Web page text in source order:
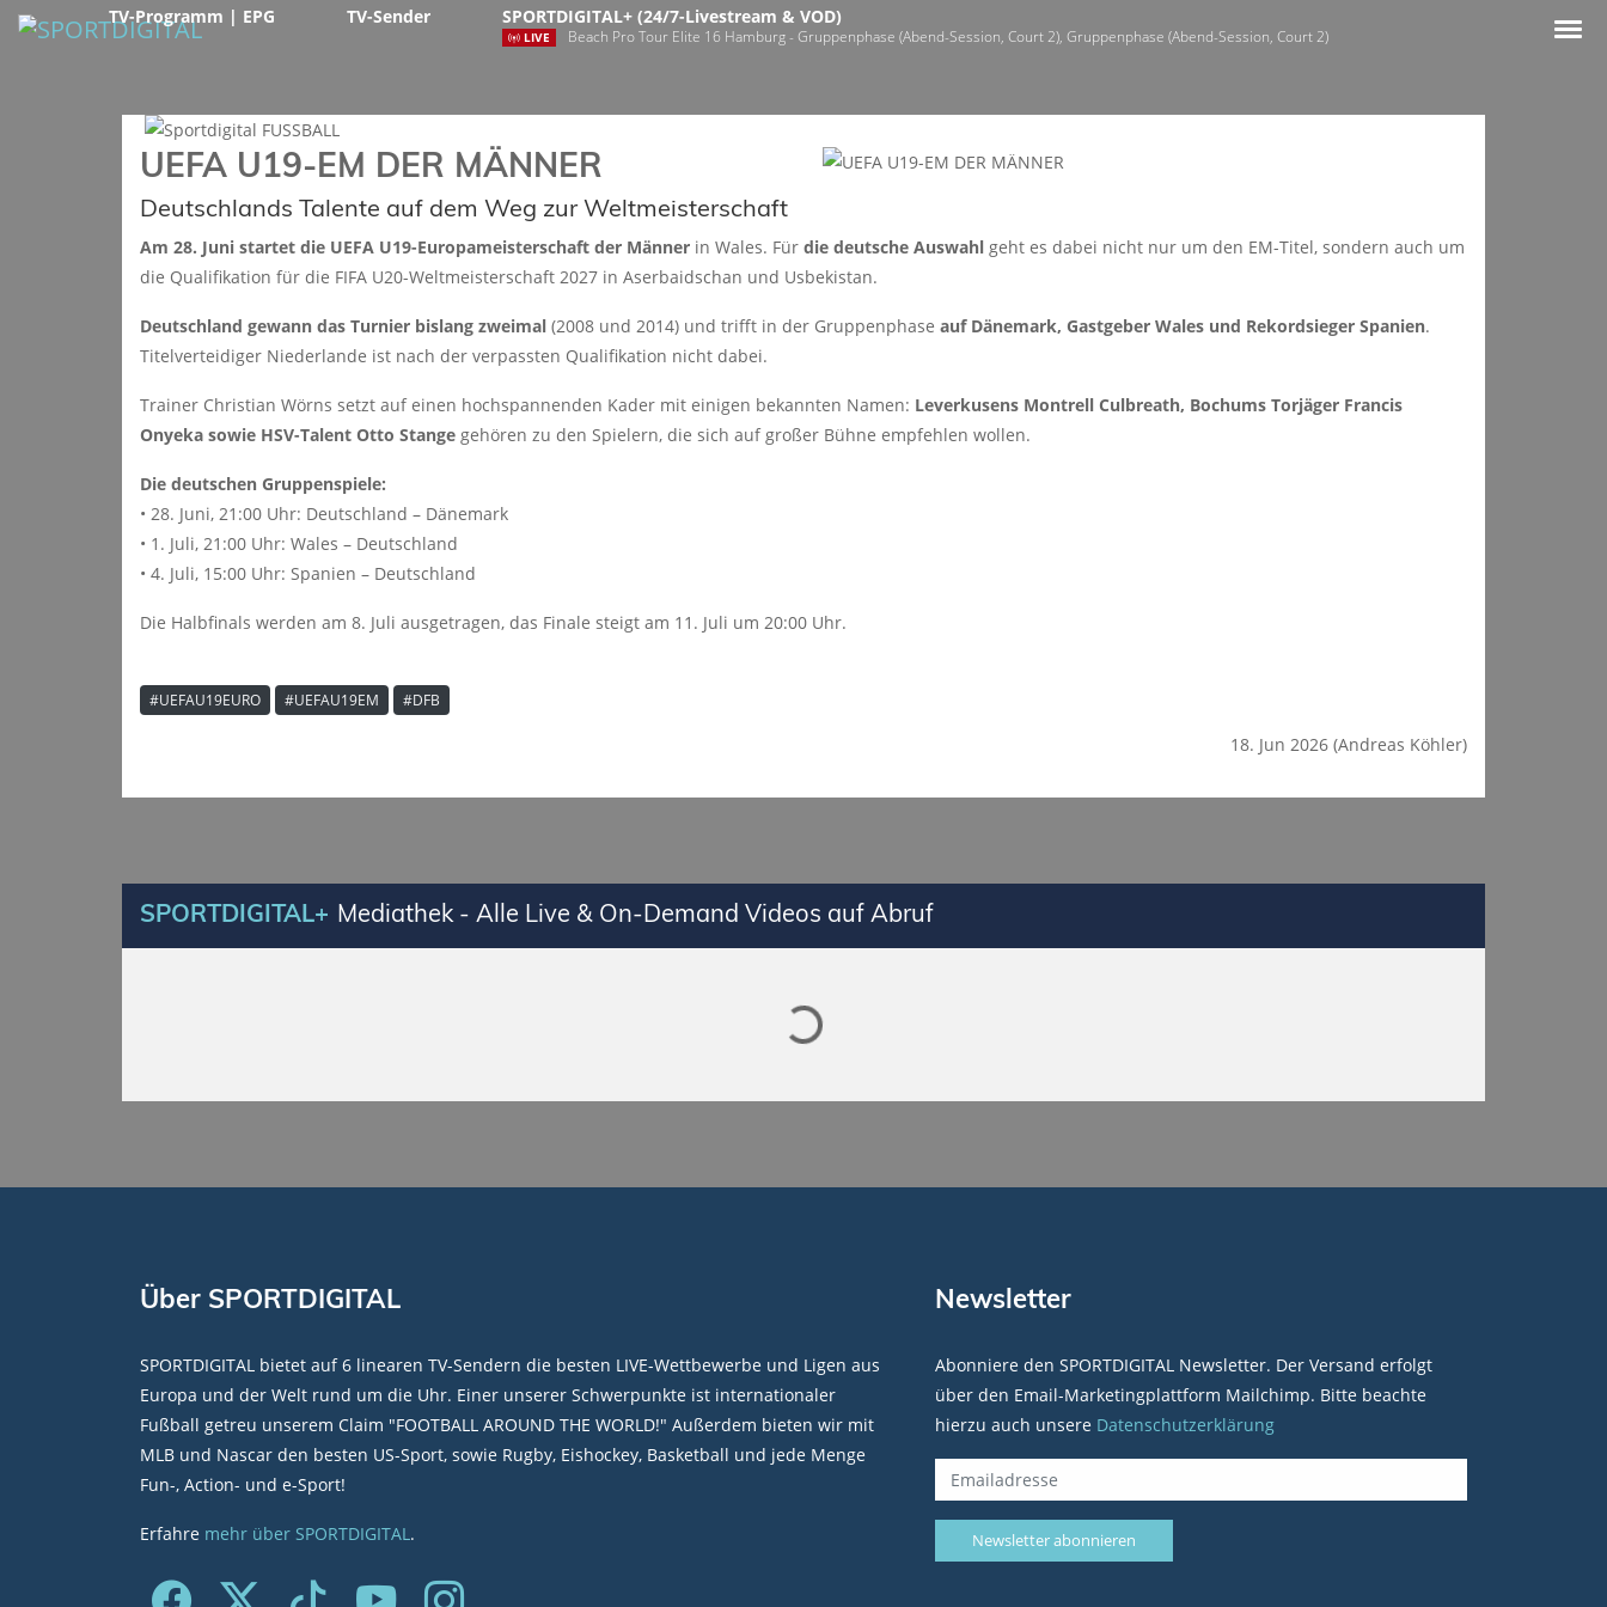
TV-Programm | EPG TV-Sender SPORTDIGITAL+ (24/7-Livestream & VOD)
LIVE Beach Pro Tour Elite 16 Hamburg - Gruppenphase (Abend-Session, Court 2), Gruppenphase (Abend-Session, Court 2)
UEFA U19-EM DER MÄNNER
Deutschlands Talente auf dem Weg zur Weltmeisterschaft
Am 28. Juni startet die UEFA U19-Europameisterschaft der Männer in Wales. Für die deutsche Auswahl geht es dabei nicht nur um den EM-Titel, sondern auch um
die Qualifikation für die FIFA U20-Weltmeisterschaft 2027 in Aserbaidschan und Usbekistan.
Deutschland gewann das Turnier bislang zweimal (2008 und 2014) und trifft in der Gruppenphase auf Dänemark, Gastgeber Wales und Rekordsieger Spanien.
Titelverteidiger Niederlande ist nach der verpassten Qualifikation nicht dabei.
Trainer Christian Wörns setzt auf einen hochspannenden Kader mit einigen bekannten Namen: Leverkusens Montrell Culbreath, Bochums Torjäger Francis
Onyeka sowie HSV-Talent Otto Stange gehören zu den Spielern, die sich auf großer Bühne empfehlen wollen.
Die deutschen Gruppenspiele:
• 28. Juni, 21:00 Uhr: Deutschland – Dänemark
• 1. Juli, 21:00 Uhr: Wales – Deutschland
• 4. Juli, 15:00 Uhr: Spanien – Deutschland
Die Halbfinals werden am 8. Juli ausgetragen, das Finale steigt am 11. Juli um 20:00 Uhr.
#UEFAU19EURO #UEFAU19EM #DFB
18. Jun 2026 (Andreas Köhler)
SPORTDIGITAL+ Mediathek - Alle Live & On-Demand Videos auf Abruf
Lade SPORTDIGITAL+ Mediathek
Über SPORTDIGITAL
SPORTDIGITAL bietet auf 6 linearen TV-Sendern die besten LIVE-Wettbewerbe und Ligen aus
Europa und der Welt rund um die Uhr. Einer unserer Schwerpunkte ist internationaler
Fußball getreu unserem Claim "FOOTBALL AROUND THE WORLD!" Außerdem bieten wir mit
MLB und Nascar den besten US-Sport, sowie Rugby, Eishockey, Basketball und jede Menge
Fun-, Action- und e-Sport!
Erfahre mehr über SPORTDIGITAL.
Newsletter
Abonniere den SPORTDIGITAL Newsletter. Der Versand erfolgt
über den Email-Marketingplattform Mailchimp. Bitte beachte
hierzu auch unsere Datenschutzerklärung